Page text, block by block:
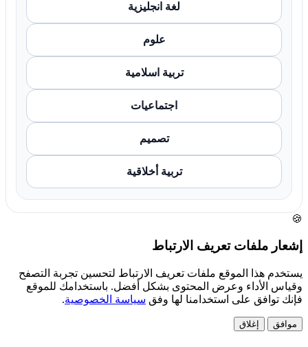
لغة انجليزية
علوم
تربية اسلامية
اجتماعيات
تصميم
تربية أخلاقية
🍪
إشعار ملفات تعريف الارتباط
يستخدم هذا الموقع ملفات تعريف الارتباط لتحسين تجربة التصفح
وقياس الأداء وعرض المحتوى بشكل أفضل. باستخدامك للموقع
فإنك توافق على استخدامنا لها وفق سياسة الخصوصية.
موافق إغلاق